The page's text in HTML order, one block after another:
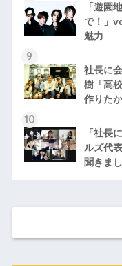
「遊園
で！」
魅力
社長に
樹「高
作りた
「社長
ルズ代
聞きま